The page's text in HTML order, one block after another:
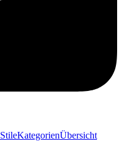
StileKategorienÜbersicht